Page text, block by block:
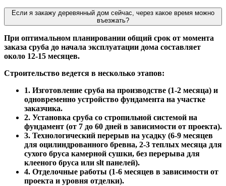
Если я закажу деревянный дом сейчас, через какое время можно
въезжать?
При оптимальном планировании общий срок от момента
заказа сруба до начала эксплуатации дома составляет
около 12-15 месяцев.
Строительство ведется в несколько этапов:
1. Изготовление сруба на производстве (1-2 месяца) и
одновременно устройство фундамента на участке
заказчика.
2. Установка сруба со стропильной системой на
фундамент (от 7 до 60 дней в зависимости от проекта).
3. Технологический перерыв на усадку (6-9 месяцев
для оцилиндрованного бревна, 2-3 теплых месяца для
сухого бруса камерной сушки, без перерыва для
клееного бруса или slt панелей).
4. Отделочные работы (1-6 месяцев в зависимости от
проекта и уровня отделки).